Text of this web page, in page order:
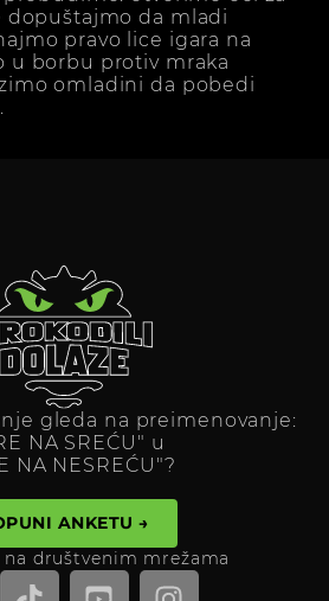
dopuštajmo da mladi
pravo lice igara na
u borbu protiv mraka
omladini da pobedi
gleda na preimenovanje:
NA SREĆU" u
NA NESREĆU"?
ANKETU →
društvenim mrežama